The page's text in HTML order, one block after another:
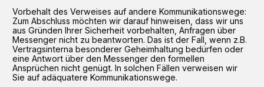
Vorbehalt des Verweises auf andere Kommunikationswege:
Zum Abschluss möchten wir darauf hinweisen, dass wir uns
aus Gründen Ihrer Sicherheit vorbehalten, Anfragen über
Messenger nicht zu beantworten. Das ist der Fall, wenn z.B.
Vertragsinterna besonderer Geheimhaltung bedürfen oder
eine Antwort über den Messenger den formellen
Ansprüchen nicht genügt. In solchen Fällen verweisen wir
Sie auf adäquatere Kommunikationswege.